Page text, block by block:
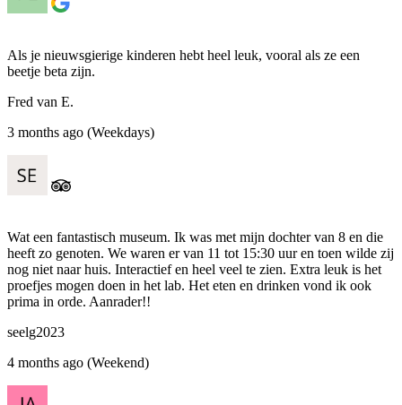
Als je nieuwsgierige kinderen hebt heel leuk, vooral als ze een
beetje beta zijn.
Fred van E.
3 months ago (Weekdays)
Wat een fantastisch museum. Ik was met mijn dochter van 8 en die
heeft zo genoten. We waren er van 11 tot 15:30 uur en toen wilde zij
nog niet naar huis. Interactief en heel veel te zien. Extra leuk is het
proefjes mogen doen in het lab. Het eten en drinken vond ik ook
prima in orde. Aanrader!!
seelg2023
4 months ago (Weekend)